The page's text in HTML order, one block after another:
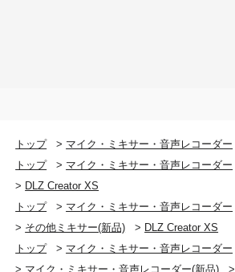
トップ > マイク・ミキサー・音声レコーダー
トップ
> マイク・ミキサー・音声レコーダー
> DLZ Creator XS
トップ
> マイク・ミキサー・音声レコーダー
> その他ミキサー(新品) > DLZ Creator XS
トップ
> マイク・ミキサー・音声レコーダー
> マイク・ミキサー・音声レコーダー(新品) >